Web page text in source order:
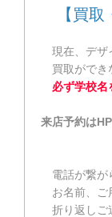
【買取
現在、デザ
買取ができ
必ず学校名
来店予約は
電話が繋が
お名前、ご
折り返しご